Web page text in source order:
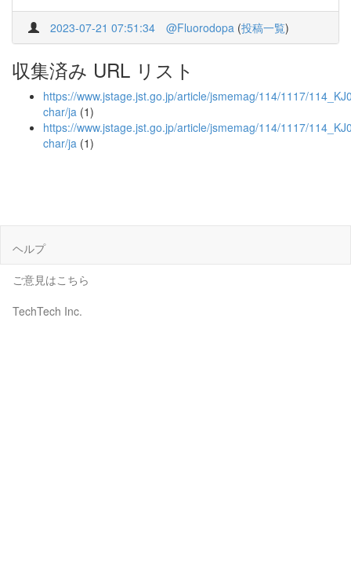
2023-07-21 07:51:34 @Fluorodopa (投稿一覧)
収集済み URL リスト
https://www.jstage.jst.go.jp/article/jsmemag/114/1117/
char/ja (1)
https://www.jstage.jst.go.jp/article/jsmemag/114/1117/
char/ja (1)
ヘルプ
ご意見はこちら
TechTech Inc.